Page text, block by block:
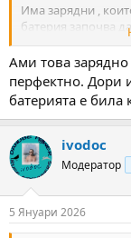
Има зарядни ,
батерия започва
зарежда с
тях понякога греят.
Ами това
перфектно. Дори
батерията е била
ivodoc
Модератор
5 Януари 2026